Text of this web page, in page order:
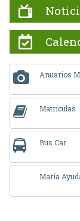
Anuarios
Matriculas
Bus Car
María